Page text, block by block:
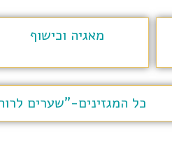
מאגיה וכישוף
כל המגזינים-"שערים